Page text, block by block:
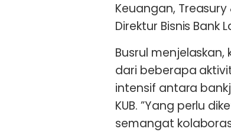
Keuangan,
Direktur Bisnis Bank
Busrul
dari beberapa
intensif antara
KUB. ”Yang perlu
semangat